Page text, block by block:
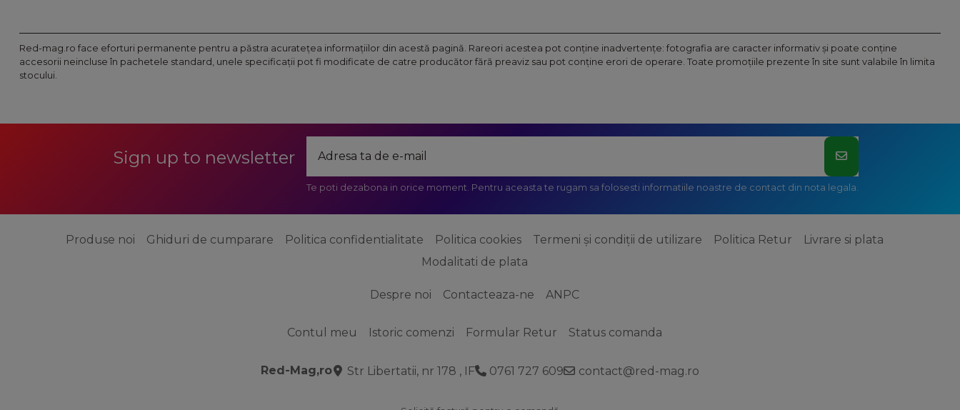
Red-mag.ro face eforturi permanente pentru a păstra acurateţea informaţiilor din acestă pagină. Rareori acestea pot conţine inadvertenţe: fotografia are caracter informativ şi poate conţine
accesorii neincluse în pachetele standard, unele specificaţii pot fi modificate de catre producător fără preaviz sau pot conţine erori de operare. Toate promoţiile prezente în site sunt valabile în limita
stocului.
Sign up to newsletter
Te poti dezabona in orice moment. Pentru aceasta te rugam sa folosesti informatiile noastre de contact din nota legala.
Produse noi Ghiduri de cumparare Politica confidentialitate Politica cookies Termeni și condiții de utilizare Politica Retur
Livrare si plata
Modalitati de plata
Despre noi Contacteaza-ne ANPC
Contul meu Istoric comenzi Formular Retur Status comanda
Red-Mag,ro Str Libertatii, nr 178 , IF 0761 727 609 contact@red-mag.ro